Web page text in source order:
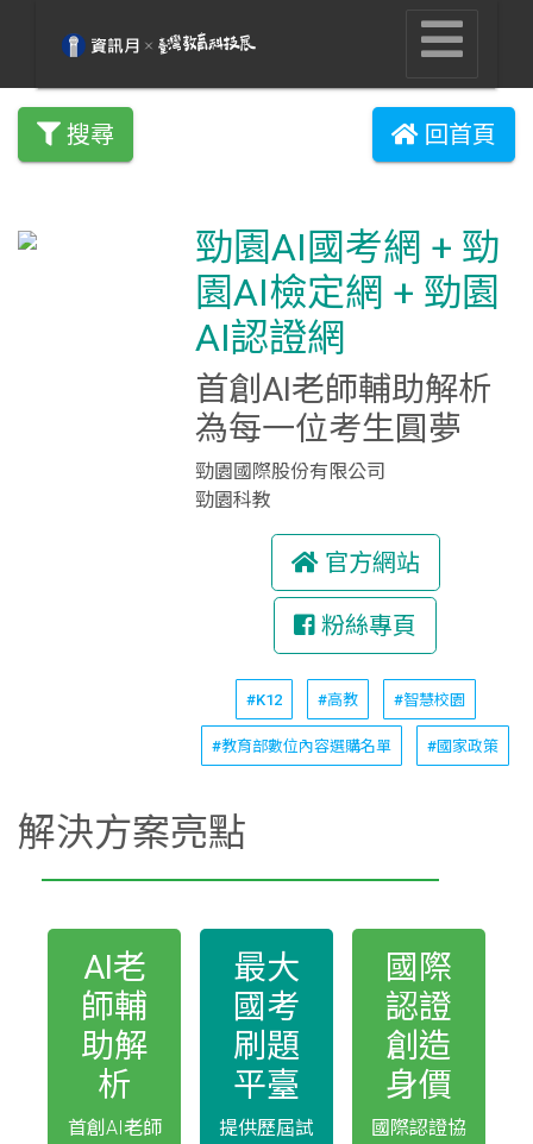
搜尋 回首頁
勁園AI國考網 + 勁
園AI檢定網 + 勁園
AI認證網
首創AI老師輔助解析
為每一位考生圓夢
勁園國際股份有限公司
勁園科教
官方網站
粉絲專頁
#K12 #高教 #智慧校園
#教育部數位內容選購名單 #國家政策
解決方案亮點
AI老
師輔
助解
析
首創AI老師
最大
國考
刷題
平臺
提供歷屆試
國際
認證
創造
身價
國際認證協